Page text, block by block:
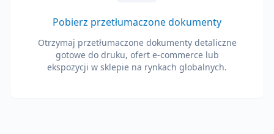
Pobierz przetłumaczone dokumenty
Otrzymaj przetłumaczone dokumenty detaliczne
gotowe do druku, ofert e-commerce lub
ekspozycji w sklepie na rynkach globalnych.